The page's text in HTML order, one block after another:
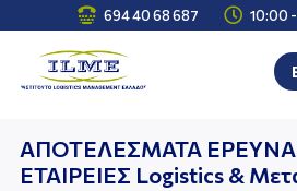
 694 40 68 687  10:00
ΑΠΟΤΕΛΕΣΜΑΤΑ ΕΡΕΥΝΑΣ
ΕΤΑΙΡΕΙΕΣ Logistics &